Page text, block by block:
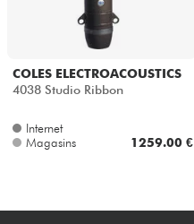
Micros & HF
DJ
Batteries & Percu
COLES ELECTROACOUSTICS
4038 Studio Ribbon
Internet
Magasins
1259.00 €